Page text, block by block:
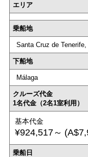
エリア
乗船地
Santa Cruz de
下船地
Málaga
クルーズ代金
1名代金（2名1室利用）
基本代金
¥924,517～
乗船日